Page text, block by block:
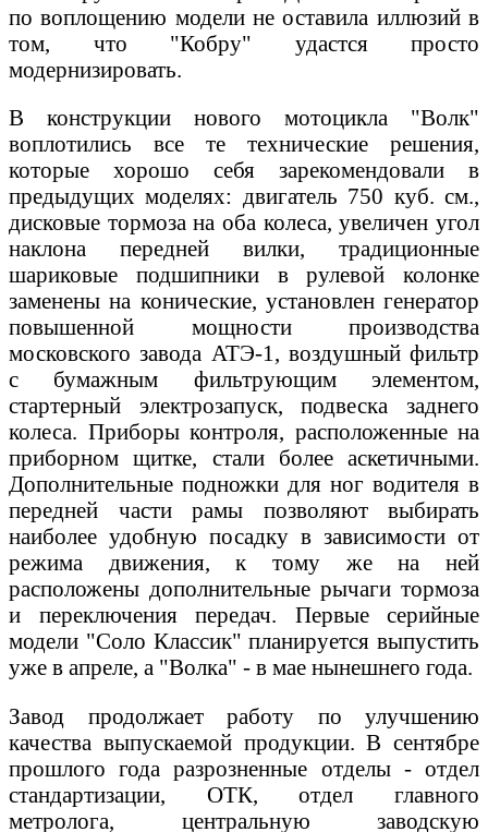
по воплощению модели не оставила иллюзий в
том, что "Кобру" удастся просто
модернизировать.
В конструкции нового мотоцикла "Волк"
воплотились все те технические решения,
которые хорошо себя зарекомендовали в
предыдущих моделях: двигатель 750 куб. см.,
дисковые тормоза на оба колеса, увеличен угол
наклона передней вилки, традиционные
шариковые подшипники в рулевой колонке
заменены на конические, установлен генератор
повышенной мощности производства
московского завода АТЭ-1, воздушный фильтр
с бумажным фильтрующим элементом,
стартерный электрозапуск, подвеска заднего
колеса. Приборы контроля, расположенные на
приборном щитке, стали более аскетичными.
Дополнительные подножки для ног водителя в
передней части рамы позволяют выбирать
наиболее удобную посадку в зависимости от
режима движения, к тому же на ней
расположены дополнительные рычаги тормоза
и переключения передач. Первые серийные
модели "Соло Классик" планируется выпустить
уже в апреле, а "Волка" - в мае нынешнего года.
Завод продолжает работу по улучшению
качества выпускаемой продукции. В сентябре
прошлого года разрозненные отделы - отдел
стандартизации, ОТК, отдел главного
метролога, центральную заводскую